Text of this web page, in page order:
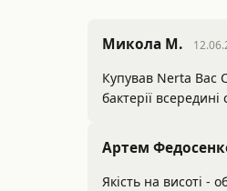
Микола М.
Купував Nerta Bac
бактерії
Артем
Якість на висоті -